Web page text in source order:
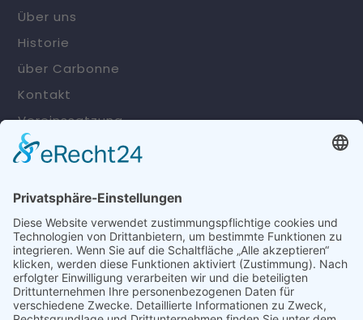
Über uns
Historie
über Carbonne
Kontakt
Vereinssatzung
Impressum
Cookie-Einstellungen
Kontakt